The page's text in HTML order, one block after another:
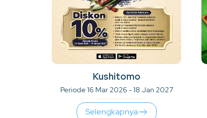
Kushitomo
Periode 16 Mar 2026 - 18 Jan 2027
Selengkapnya